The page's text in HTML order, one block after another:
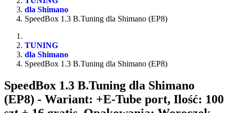
dla Shimano
SpeedBox 1.3 B.Tuning dla Shimano (EP8)
TUNING
dla Shimano
SpeedBox 1.3 B.Tuning dla Shimano (EP8)
SpeedBox 1.3 B.Tuning dla Shimano
(EP8) - Wariant: +E-Tube port, Ilość: 100